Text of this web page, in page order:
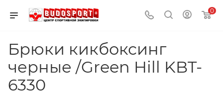
0
Брюки кикбоксинг
черные /Green Hill KBT-
6330